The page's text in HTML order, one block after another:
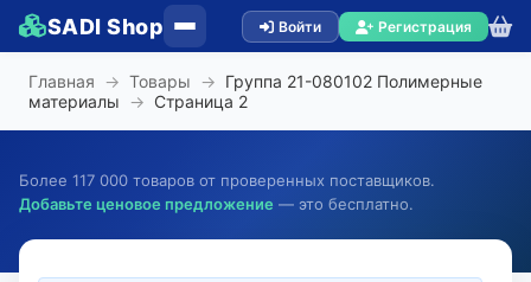
SADI Shop Войти Регистрация
Главная → Товары → Группа 21-080102 Полимерные
материалы → Страница 2
Более 117 000 товаров от проверенных поставщиков.
Добавьте ценовое предложение — это бесплатно.